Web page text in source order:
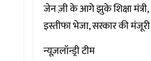
जेन ज़ी के आगे झुके शिक्षा मंत्री,
इस्तीफा भेजा, सरकार की
न्यूज़लॉन्ड्री टीम